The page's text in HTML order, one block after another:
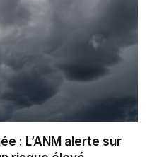
: L’ANM alerte sur